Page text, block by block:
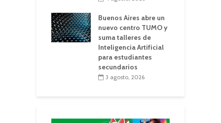
Buenos Aires abre un
nuevo centro TUMO y
suma talleres de
Inteligencia Artificial
para estudiantes
secundarios
3 agosto, 2026